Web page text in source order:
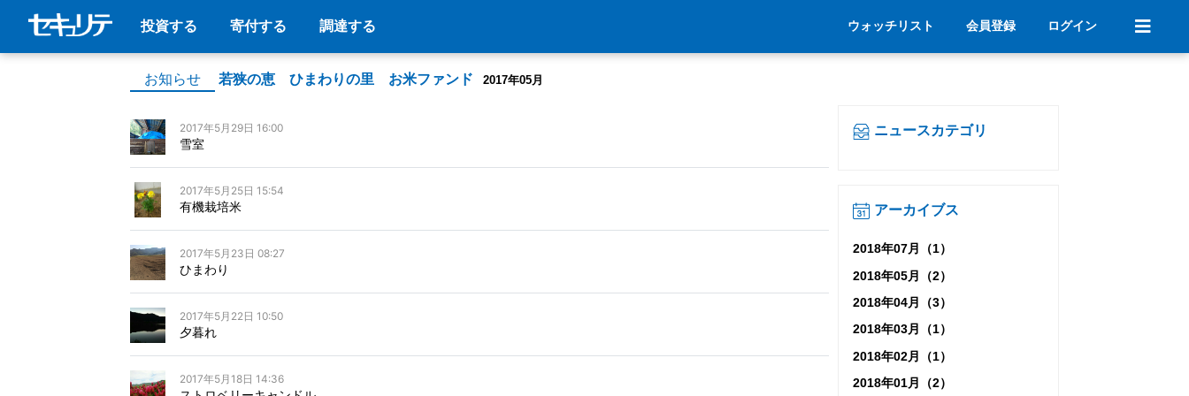
投資する 寄付する 調達する ウォッチリスト 会員登録 ログイン
お知らせ 若狭の恵 ひまわりの里 お米ファンド 2017年05月
2017年5月29日 16:00
雪室
2017年5月25日 15:54
有機栽培米
2017年5月23日 08:27
ひまわり
2017年5月22日 10:50
夕暮れ
2017年5月18日 14:36
ニュースカテゴリ
アーカイブス
2018年07月（1）
2018年05月（2）
2018年04月（3）
2018年03月（1）
2018年02月（1）
2018年01月（2）